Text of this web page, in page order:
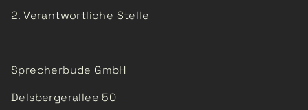
2. Verantwortliche Stelle
Sprecherbude GmbH
Delsbergerallee 50